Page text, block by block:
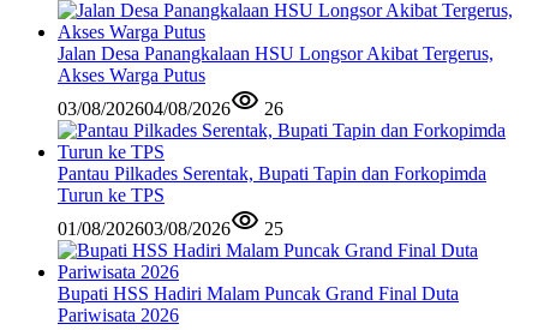
Jalan Desa Panangkalaan HSU Longsor Akibat Tergerus,
Akses Warga Putus
03/08/202604/08/2026 26
Pantau Pilkades Serentak, Bupati Tapin dan Forkopimda
Turun ke TPS
01/08/202603/08/2026 25
Bupati HSS Hadiri Malam Puncak Grand Final Duta
Pariwisata 2026